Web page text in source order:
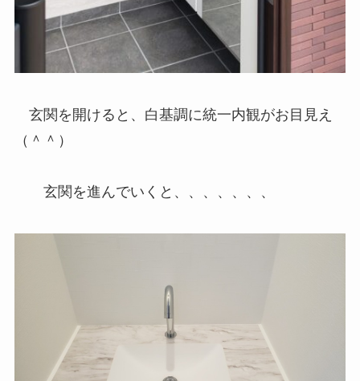
玄関を開けると、白基調に統一内観がお目見え
（＾＾）
玄関を進んでいくと、、、、、、、